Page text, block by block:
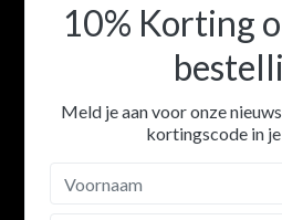
10% Korting
Meld je aan voor onze
kortingscode in